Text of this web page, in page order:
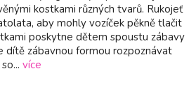
kostkami různých tvarů. Rukojeť
aby mohly vozíček pěkně tlačit
poskytne dětem spoustu zábavy
dítě zábavnou formou rozpoznávat
více